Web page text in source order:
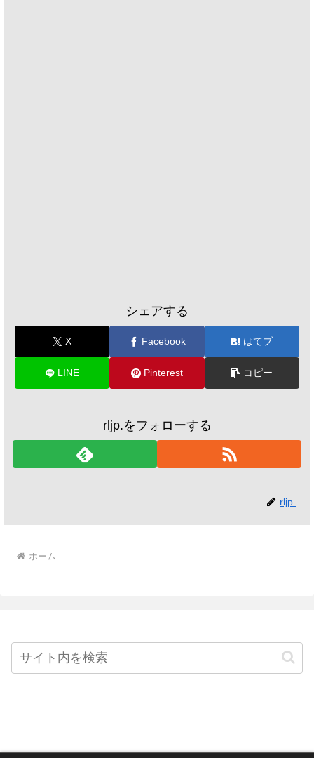
シェアする
X Facebook はてブ
LINE Pinterest コピー
rljp.をフォローする
rljp.
ホーム